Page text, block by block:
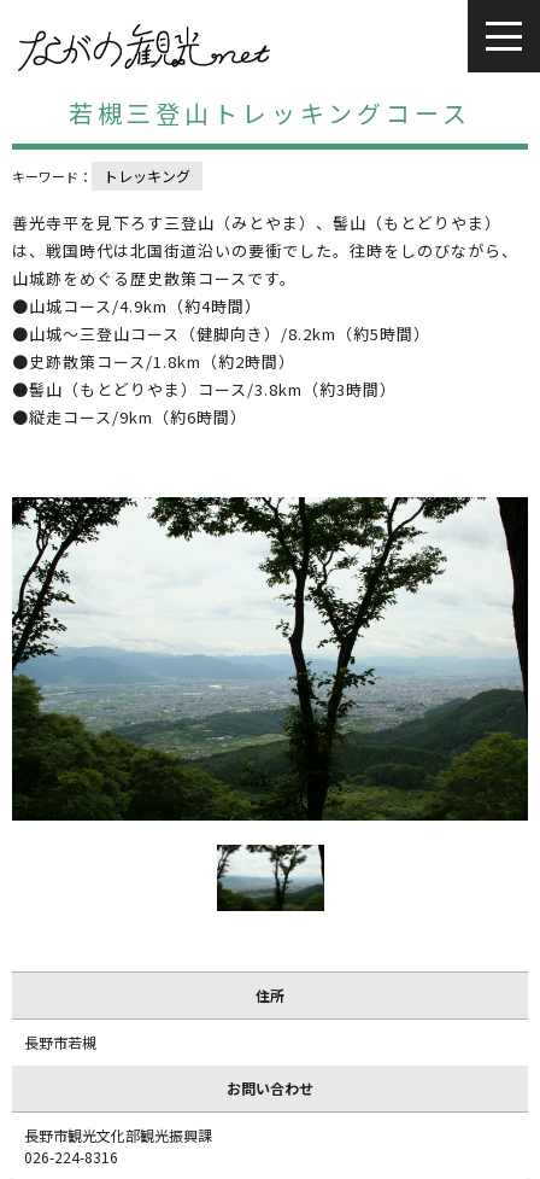
若槻三登山トレッキングコース
キーワード： トレッキング
善光寺平を見下ろす三登山（みとやま）、髻山（もとどりやま）
は、戦国時代は北国街道沿いの要衝でした。往時をしのびながら、
山城跡をめぐる歴史散策コースです。
●山城コース/4.9km（約4時間）
●山城～三登山コース（健脚向き）/8.2km（約5時間）
●史跡散策コース/1.8km（約2時間）
●髻山（もとどりやま）コース/3.8km（約3時間）
●縦走コース/9km（約6時間）
住所
長野市若槻
お問い合わせ
長野市観光文化部観光振興課
026-224-8316